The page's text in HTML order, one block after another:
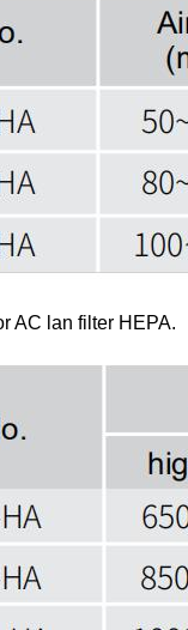
AC lan filter HEPA.